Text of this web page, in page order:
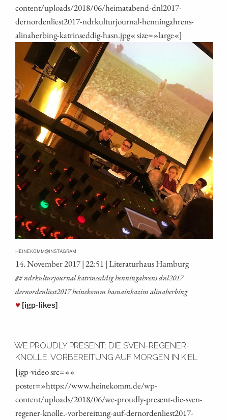
content/uploads/2018/06/heimatabend-dnl2017-
dernordenliest2017-ndrkulturjournal-henningahrens-
alinaherbing-katrinseddig-hasn.jpg« size=»large«]
HEINEKOMM@INSTAGRAM
14. Novem­ber 2017 | 22:51 | Lite­ra­tur­haus Hamburg
## ndrkul­tur­jour­nal kat­rin­seddig hen­nin­ga­h­rens dnl2017
dernordenliest2017 hei­ne­komm has­nain­ka­zim alinaherbing
♥ [igp-likes]
WE PROUDLY PRESENT: DIE SVEN-REGENER-
KNOLLE. VORBEREITUNG AUF MORGEN IN KIEL
[igp-video src=««
poster=»https://www.heinekomm.de/wp-
content/uploads/2018/06/we-proudly-present-die-sven-
regener-knolle.-vorbereitung-auf-dernordenliest2017-